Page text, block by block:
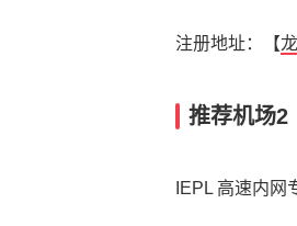
注册地址：【
推荐机场2
IEPL 高速内